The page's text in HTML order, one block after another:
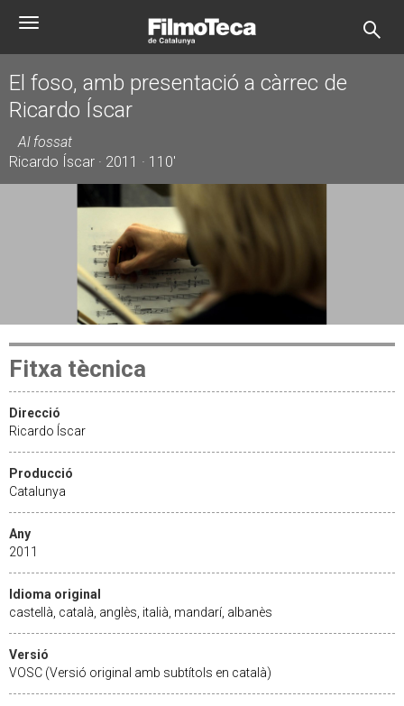
Toggle
El foso, amb presentació a càrrec de
Ricardo Íscar
Al fossat
Ricardo Íscar · 2011 · 110'
Fitxa tècnica
Direcció
Ricardo Íscar
Producció
Catalunya
Any
2011
Idioma original
castellà, català, anglès, italià, mandarí, albanès
Versió
VOSC (Versió original amb subtítols en català)